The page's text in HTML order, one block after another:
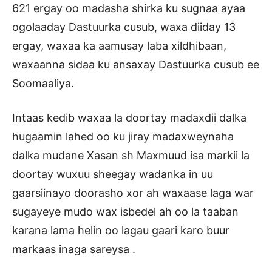
621 ergay oo madasha shirka ku sugnaa ayaa
ogolaaday Dastuurka cusub, waxa diiday 13
ergay, waxaa ka aamusay laba xildhibaan,
waxaanna sidaa ku ansaxay Dastuurka cusub ee
Soomaaliya.
Intaas kedib waxaa la doortay madaxdii dalka
hugaamin lahed oo ku jiray madaxweynaha
dalka mudane Xasan sh Maxmuud isa markii la
doortay wuxuu sheegay wadanka in uu
gaarsiinayo doorasho xor ah waxaase laga war
sugayeye mudo wax isbedel ah oo la taaban
karana lama helin oo lagau gaari karo buur
markaas inaga sareysa .